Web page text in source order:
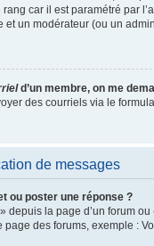
rang car il est paramétré par
et un modérateur (ou un
d’un membre, on me
des courriels via le
de messages
ou poster une réponse ?
depuis la page d’un forum
des forums, exemple :